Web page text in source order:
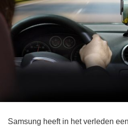
Samsung heeft in het verleden